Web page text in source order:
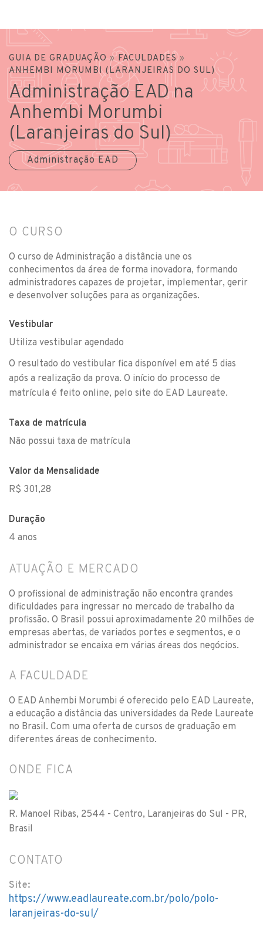
GUIA DE GRADUAÇÃO»FACULDADES»
ANHEMBI MORUMBI (LARANJEIRAS DO SUL)
Administração EAD na
Anhembi Morumbi
(Laranjeiras do Sul)
Administração EAD
O CURSO
O curso de Administração a distância une os
conhecimentos da área de forma inovadora, formando
administradores capazes de projetar, implementar, gerir
e desenvolver soluções para as organizações.
Vestibular
Utiliza vestibular agendado
O resultado do vestibular fica disponível em até 5 dias
após a realização da prova. O início do processo de
matrícula é feito online, pelo site do EAD Laureate.
Taxa de matrícula
Não possui taxa de matrícula
Valor da Mensalidade
R$ 301,28
Duração
4 anos
ATUAÇÃO E MERCADO
O profissional de administração não encontra grandes
dificuldades para ingressar no mercado de trabalho da
profissão. O Brasil possui aproximadamente 20 milhões de
empresas abertas, de variados portes e segmentos, e o
administrador se encaixa em várias áreas dos negócios.
A FACULDADE
O EAD Anhembi Morumbi é oferecido pelo EAD Laureate,
a educação a distância das universidades da Rede Laureate
no Brasil. Com uma oferta de cursos de graduação em
diferentes áreas de conhecimento.
ONDE FICA
R. Manoel Ribas, 2544 - Centro, Laranjeiras do Sul - PR,
Brasil
CONTATO
Site:
https://www.eadlaureate.com.br/polo/polo-
laranjeiras-do-sul/